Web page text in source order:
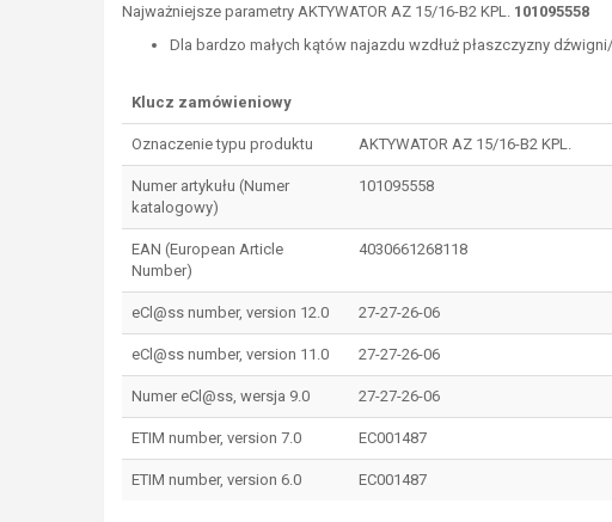
Najważniejsze parametry AKTYWATOR AZ 15/16-B2 KPL. 101095558
Dla bardzo małych kątów najazdu wzdłuż płaszczyzny
Klucz zamówieniowy
Oznaczenie typu produktu AKTYWATOR AZ 15/16-B2 KPL.
Numer artykułu (Numer
katalogowy)
101095558
EAN (European Article
Number)
4030661268118
eCl@ss number, version 12.0 27-27-26-06
eCl@ss number, version 11.0 27-27-26-06
Numer eCl@ss, wersja 9.0 27-27-26-06
ETIM number, version 7.0 EC001487
ETIM number, version 6.0 EC001487